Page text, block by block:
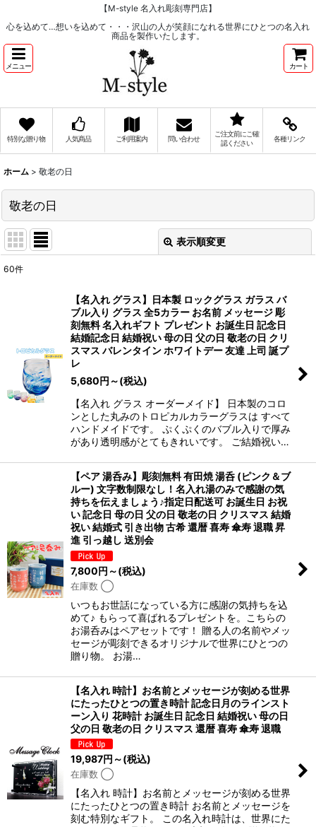
【M-style 名入れ彫刻専門店】
心を込めて…想いを込めて・・・沢山の人が笑顔になれる世界にひとつの名入れ
商品を製作いたします。
メニュー カート
特別な贈り物 人気商品 ご利用案内 問い合わせ
ご注文前にご確
認ください
各種リンク
ホーム > 敬老の日
敬老の日
表示順変更
並び順:
絞り込む
60件
【名入れ グラス】日本製 ロックグラス ガラス バ
ブル入り グラス 全5カラー お名前 メッセージ 彫
刻無料 名入れギフト プレゼント お誕生日 記念日
結婚記念日 結婚祝い 母の日 父の日 敬老の日 クリ
スマス バレンタイン ホワイトデー 友達 上司 誕プ
レ
5,680円 ～(税込)
【名入れ グラス オーダーメイド】 日本製のコロ
ンとした丸みのトロピカルカラーグラスは すべて
ハンドメイドです。 ぷくぷくのバブル入りで厚み
があり透明感がとてもきれいです。 ご結婚祝い…
【ペア 湯呑み】彫刻無料 有田焼 湯呑 (ピンク＆ブ
ルー) 文字数制限なし！名入れ湯のみで感謝の気
持ちを伝えましょう♪指定日配送可 お誕生日 お祝
い 記念日 母の日 父の日 敬老の日 クリスマス 結婚
祝い 結婚式 引き出物 古希 還暦 喜寿 傘寿 退職 昇
進 引っ越し 送別会
7,800円 ～(税込)
在庫数 ◯
いつもお世話になっている方に感謝の気持ちを込
めて♪ もらって喜ばれるプレゼントを。こちらの
お湯呑みはペアセットです！ 贈る人の名前やメッ
セージが彫刻できるオリジナルで世界にひとつの
贈り物。 お湯…
【名入れ 時計】お名前とメッセージが刻める世界
にたったひとつの置き時計 記念日月のラインスト
ーン入り 花時計 お誕生日 記念日 結婚祝い 母の日
父の日 敬老の日 クリスマス 還暦 喜寿 傘寿 退職
19,987円 ～(税込)
在庫数 ◯
【名入れ 時計】お名前とメッセージが刻める世界
にたったひとつの置き時計 お名前とメッセージを
刻む特別なギフト。 この名入れ時計は、世界にた